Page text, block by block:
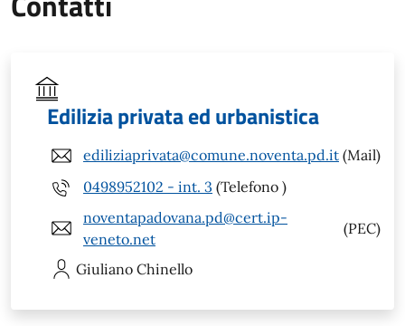
Edilizia privata ed urbanistica
ediliziaprivata@comune.noventa.pd.it (Mail)
0498952102 - int. 3 (Telefono )
noventapadovana.pd@cert.ip-
veneto.net
(PEC)
Giuliano Chinello